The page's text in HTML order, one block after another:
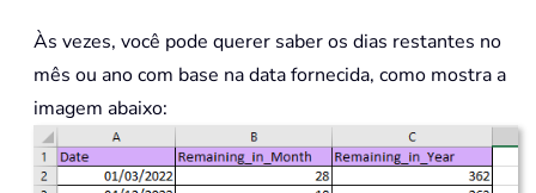
Às vezes, você pode querer saber os dias restantes no
mês ou ano com base na data fornecida, como mostra a
imagem abaixo: